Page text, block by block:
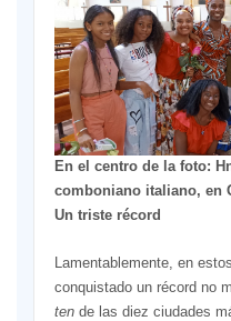
En el centro de la foto:
comboniano italiano, en
Un triste récord
Lamentablemente, en
conquistado un récord no
tende las diez ciudades